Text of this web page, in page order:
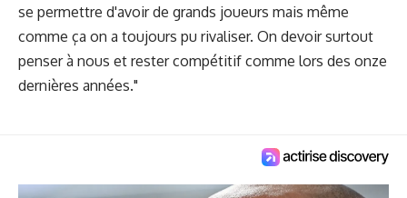
se permettre d'avoir de grands joueurs mais même
comme ça on a toujours pu rivaliser. On devoir surtout
penser à nous et rester compétitif comme lors des onze
dernières années."